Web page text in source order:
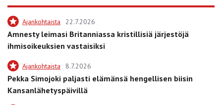
Ajankohtaista 22.7.2026
Amnesty leimasi Britanniassa kristillisiä järjestöjä
ihmisoikeuksien vastaisiksi
Ajankohtaista 8.7.2026
Pekka Simojoki paljasti elämänsä hengellisen biisin
Kansanlähetyspäivillä